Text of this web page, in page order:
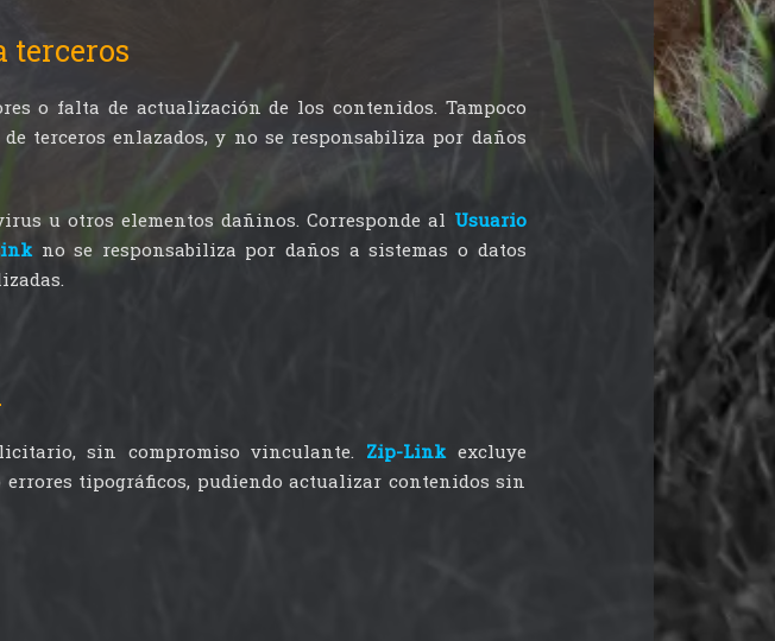
terceros
o falta de actualización de los contenidos. Tampoco
terceros enlazados, y no se responsabiliza por daños
u otros elementos dañinos. Corresponde al Usuario
no se responsabiliza por daños a sistemas o datos
sin compromiso vinculante. Zip-Linkexcluye
tipográficos, pudiendo actualizar contenidos sin